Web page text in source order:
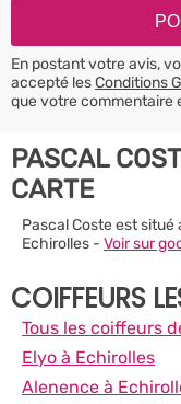
En postant votre avis,
accepté lesConditions
que votre commentaire
PASCAL
CARTE
Pascal Coste est
Echirolles - Voir sur
COIFFEURS
Tous les coiffeurs
Elyo à Echirolles
Alenence à